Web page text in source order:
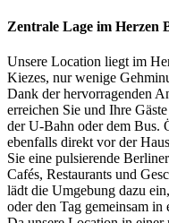
Zentrale Lage im Herzen
Unsere Location liegt im
Kiezes, nur wenige
Dank der hervorragenden
erreichen Sie und Ihre
der U-Bahn oder dem Bus.
ebenfalls direkt vor der
Sie eine pulsierende
Cafés, Restaurants und
lädt die Umgebung dazu
oder den Tag gemeinsam